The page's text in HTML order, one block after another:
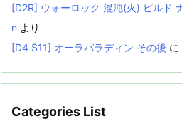
[D2R] ウォーロック 混沌(火) ビルド
n より
[D4 S11] オーラパラディン その後 に
Categories List